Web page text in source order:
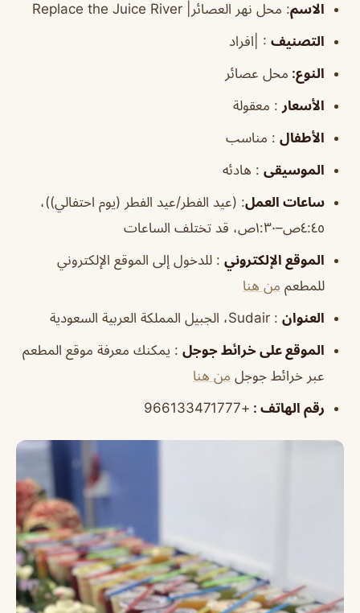
الاسم: محل نهر العصائر| Replace the Juice River
التصنيف : |افراد
النوع: محل عصائر
الأسعار : معقولة
الأطفال : مناسب
الموسيقى : هادئه
ساعات العمل: (عيد الفطر/عيد الفطر (يوم احتفالي))،
٤:٤٥ص–١:٣٠ص، قد تختلف الساعات
الموقع الإلكتروني : للدخول إلى الموقع الإلكتروني
للمطعم من هنا
العنوان : Sudair، الجبيل المملكة العربية السعودية
الموقع على خرائط جوجل : يمكنك معرفة موقع المطعم
عبر خرائط جوجل من هنا
رقم الهاتف :
+966133471777